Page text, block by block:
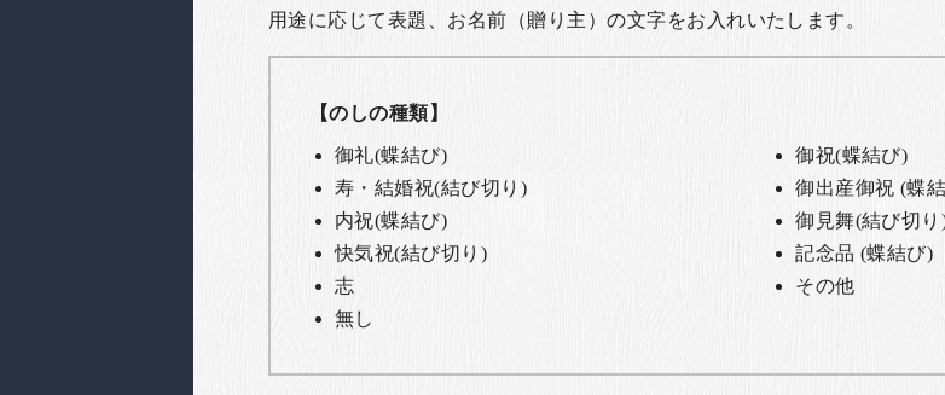
用途に応じて表題、お名前（贈り主）の文字をお入れいたします。
【のしの種類】
御礼(蝶結び)
御祝(蝶結び)
寿・結婚祝(結び切り)
御出産御祝 (蝶
内祝(蝶結び)
御見舞(結び切り
快気祝(結び切り)
記念品 (蝶結び)
志
その他
無し